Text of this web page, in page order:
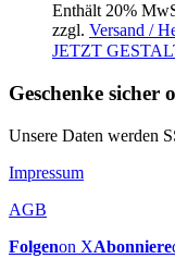
Enthält 20%
zzgl. Versand /
JETZT
Geschenke sicher
Unsere Daten werden
Impressum
AGB
Folgenon XAbonniere